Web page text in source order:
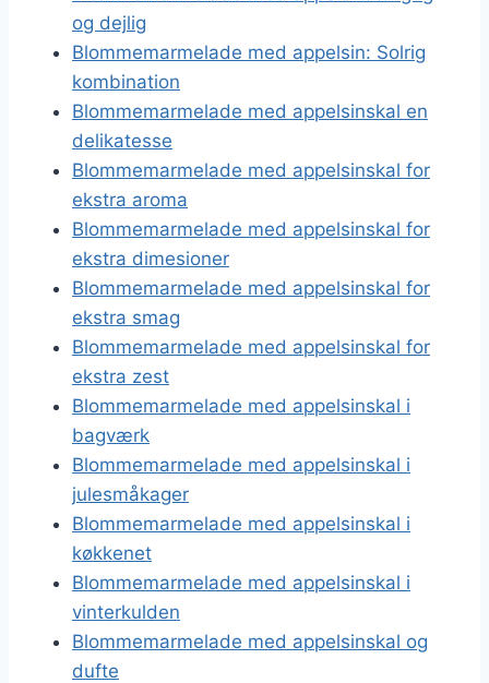
og dejlig
Blommemarmelade med appelsin: Solrig
kombination
Blommemarmelade med appelsinskal en
delikatesse
Blommemarmelade med appelsinskal for
ekstra aroma
Blommemarmelade med appelsinskal for
ekstra dimesioner
Blommemarmelade med appelsinskal for
ekstra smag
Blommemarmelade med appelsinskal for
ekstra zest
Blommemarmelade med appelsinskal i
bagværk
Blommemarmelade med appelsinskal i
julesmåkager
Blommemarmelade med appelsinskal i
køkkenet
Blommemarmelade med appelsinskal i
vinterkulden
Blommemarmelade med appelsinskal og
dufte